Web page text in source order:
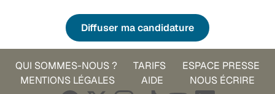
Diffuser ma candidature
QUI SOMMES-NOUS ? TARIFS
ESPACE PRESSE
MENTIONS LÉGALES
AIDE NOUS ÉCRIRE